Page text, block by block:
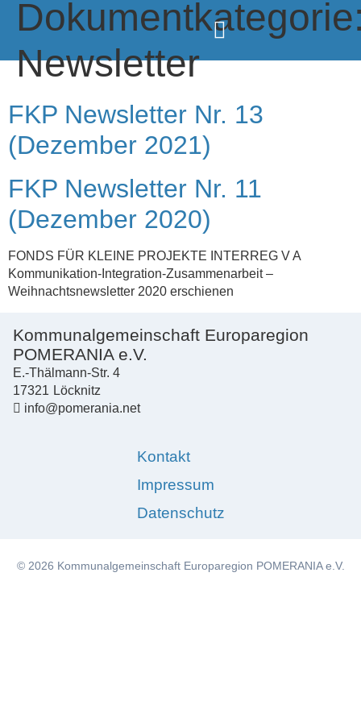
Newsletter
FKP Newsletter Nr. 13
(Dezember 2021)
FKP Newsletter Nr. 11
(Dezember 2020)
FONDS FÜR KLEINE PROJEKTE INTERREG V A
Kommunikation-Integration-Zusammenarbeit –
Weihnachtsnewsletter 2020 erschienen
Kommunalgemeinschaft Europaregion
POMERANIA e.V.
E.-Thälmann-Str. 4
17321 Löcknitz
info@pomerania.net
Kontakt
Impressum
Datenschutz
© 2026 Kommunalgemeinschaft Europaregion POMERANIA e.V.